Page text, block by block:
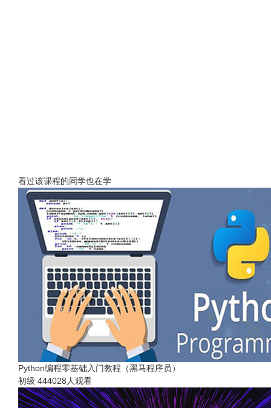
看过该课程的同学也在学
Python编程零基础入门教程（黑马程序员）
初级 444028人观看